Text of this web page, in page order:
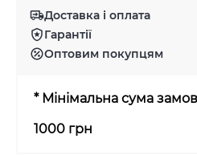
Доставка і оплата
Гарантії
Оптовим покупцям
* Мінімальна сума
1000 грн